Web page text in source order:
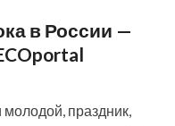
в России —
праздник,